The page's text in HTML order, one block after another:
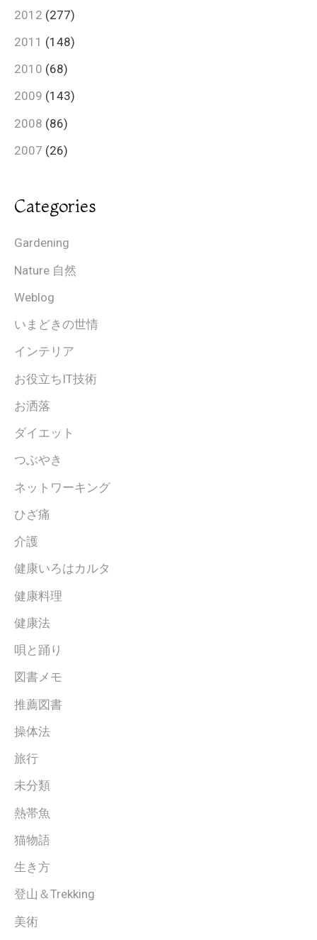
2012 (277)
2011 (148)
2010 (68)
2009 (143)
2008 (86)
2007 (26)
Categories
Gardening
Nature 自然
Weblog
いまどきの世情
インテリア
お役立ちIT技術
お洒落
ダイエット
つぶやき
ネットワーキング
ひざ痛
介護
健康いろはカルタ
健康料理
健康法
唄と踊り
図書メモ
推薦図書
操体法
旅行
未分類
熱帯魚
猫物語
生き方
登山＆Trekking
美術